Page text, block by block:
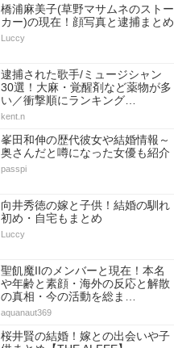
橋浦麻美子(草野マサムネのストー
カー)の現在！顔写真と逮捕まとめ
Luccy
逮捕された歌手/ミュージシャン
30選！大麻・覚醒剤など薬物が多
い／衝撃順にランキング…
kent.n
峯田和伸の歴代彼女や結婚情報～
奥さんだと噂になった女優も紹介
passpi
向井秀徳の嫁と子供！結婚の馴れ
初め・自宅もまとめ
Luccy
聖飢魔IIのメンバーと現在！本名
や年齢と素顔・海外の反応と解散
の真相・今の活動を総ま…
aquanaut369
桜井賢の結婚！嫁との出会いや子